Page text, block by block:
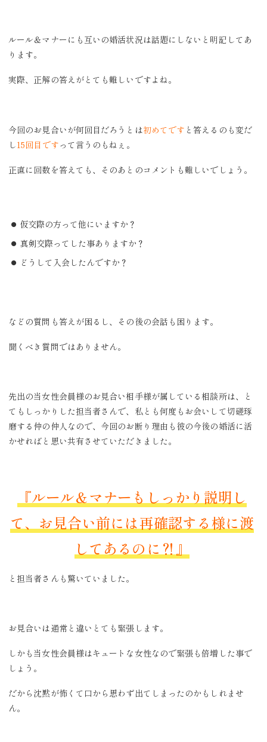
ルール＆マナーにも互いの婚活状況は話題にしないと明記してあ
ります。
実際、正解の答えがとても難しいですよね。
今回のお見合いが何回目だろうとは初めてです と答えるのも変だ
し15回目ですって言うのもねぇ。
正直に回数を答えても、そのあとのコメントも難しいでしょう。
仮交際の方って他にいますか？
真剣交際ってした事ありますか？
どうして入会したんですか？
などの質問も答えが困るし、その後の会話も困ります。
聞くべき質問ではありません。
先出の当女性会員様のお見合い相手様が属している相談所は、と
てもしっかりした担当者さんで、私とも何度もお会いして切磋琢
磨する仲の仲人なので、今回のお断り理由も彼の今後の婚活に活
かせればと思い共有させていただきました。
『ルール＆マナーもしっかり説明し
て、お見合い前には再確認する様に渡
してあるのに⁈』
と担当者さんも驚いていました。
お見合いは通常と違いとても緊張します。
しかも当女性会員様はキュートな女性なので緊張も倍増した事で
しょう。
だから沈黙が怖くて口から思わず出てしまったのかもしれませ
ん。